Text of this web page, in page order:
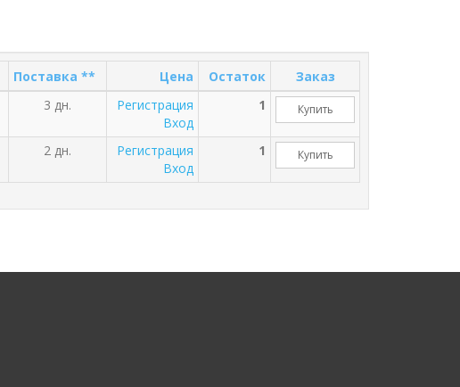
Поставка ** Цена Остаток
Заказ
3 дн.
Регистрация
Вход
1 Купить
2 дн.
Регистрация
Вход
1 Купить